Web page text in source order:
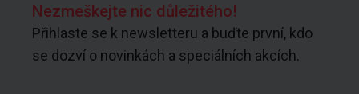
Nezmeškejte nic důležitého!
Přihlaste se k newsletteru a buďte první, kdo
se dozví o novinkách a speciálních akcích.